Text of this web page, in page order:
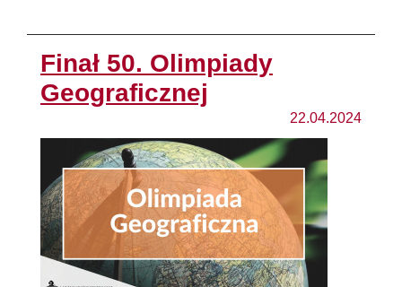
Finał 50. Olimpiady
Geograficznej
22.04.2024